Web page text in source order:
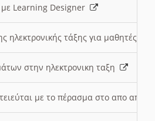
με Learning Designer
ηλεκτρονικής τάξης για μαθητές
στην ηλεκτρονικη ταξη
με το πέρασμα στο απο